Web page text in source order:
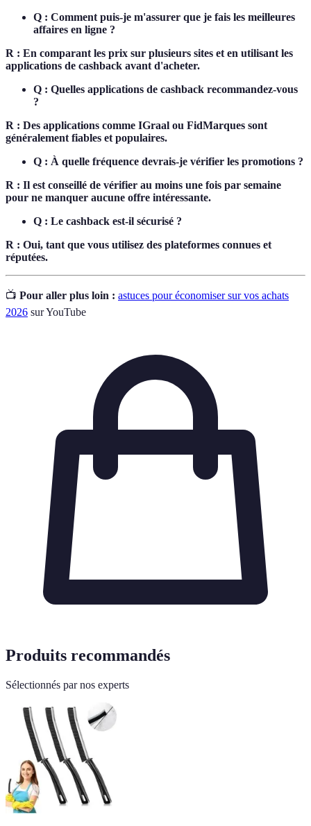
Q : Comment puis-je m'assurer que je fais les meilleures
affaires en ligne ?
R : En comparant les prix sur plusieurs sites et en utilisant les
applications de cashback avant d'acheter.
Q : Quelles applications de cashback recommandez-vous
?
R : Des applications comme IGraal ou FidMarques sont
généralement fiables et populaires.
Q : À quelle fréquence devrais-je vérifier les promotions ?
R : Il est conseillé de vérifier au moins une fois par semaine
pour ne manquer aucune offre intéressante.
Q : Le cashback est-il sécurisé ?
R : Oui, tant que vous utilisez des plateformes connues et
réputées.
📺 Pour aller plus loin : astuces pour économiser sur vos achats
2026 sur YouTube
Produits recommandés
Sélectionnés par nos experts